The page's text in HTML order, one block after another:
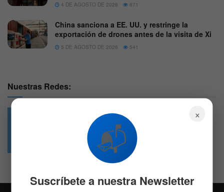
4 DE AGOSTO DE 2026 671
China sanciona a EE. UU. y restringe la
exportación de drones antes de la visita de Xi
5 DE AGOSTO DE 2026 541
Nuestras Redes:
4.7k
Followers
×
📬
Suscríbete a nuestra Newsletter